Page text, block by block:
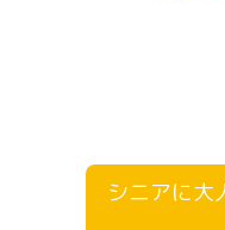
シニアに大